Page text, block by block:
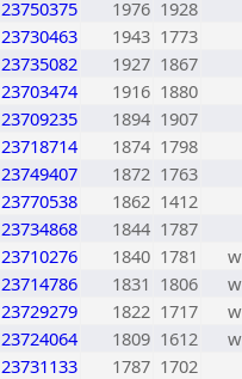
23750375 1976 1928
23730463 1943 1773
23735082 1927 1867
23703474 1916 1880
23709235 1894 1907
23718714 1874 1798
23749407 1872 1763
23770538 1862 1412
23734868 1844 1787
23710276 1840 1781
w
23714786 1831 1806
w
23729279 1822 1717
w
23724064 1809 1612
w
23731133 1787 1702